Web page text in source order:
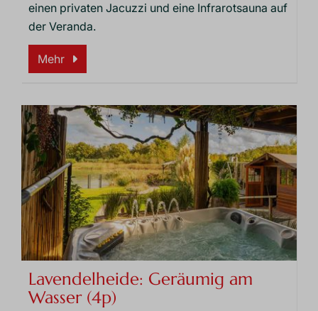
einen privaten Jacuzzi und eine Infrarotsauna auf
der Veranda.
Mehr
Lavendelheide: Geräumig am
Wasser (4p)